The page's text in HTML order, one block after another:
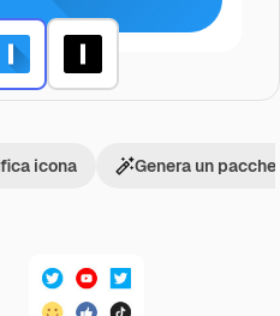
icona Genera un